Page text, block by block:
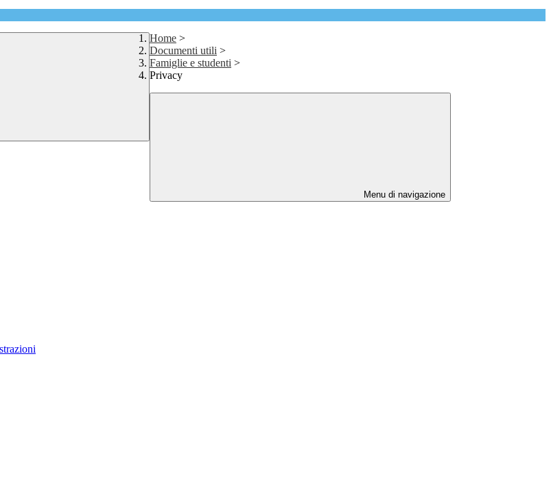
Home >
Documenti utili >
Famiglie e studenti >
Privacy
Menu di navigazione